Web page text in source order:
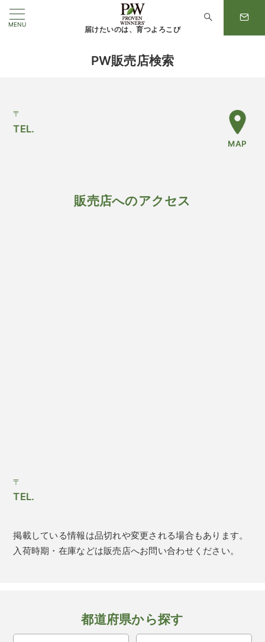
MENU
届けたいのは、育つよろこび
PW販売店検索
〒
TEL.
MAP
販売店へのアクセス
〒
TEL.
掲載している情報は品切れや変更される場合もあります。
入荷時期・在庫などは販売店へお問い合わせください。
都道府県から探す